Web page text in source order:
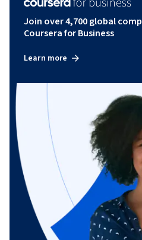
Join over 4,700 global
Coursera for Business
Learn more